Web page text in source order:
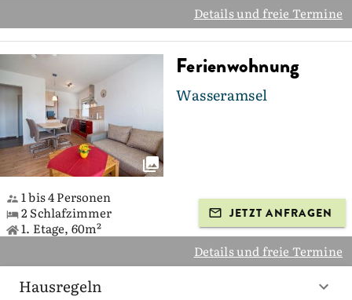
Details und freie Termine
Ferienwohnung
Wasseramsel
1 bis 4 Personen
2 Schlafzimmer
1. Etage, 60m²
JETZT ANFRAGEN
Details und freie Termine
Hausregeln